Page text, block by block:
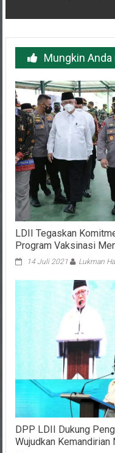
Mungkin
LDII Tegaskan
Program Vaksinasi
14 Juli 2021 Lukman
DPP LDII Dukung
Wujudkan Kemandirian